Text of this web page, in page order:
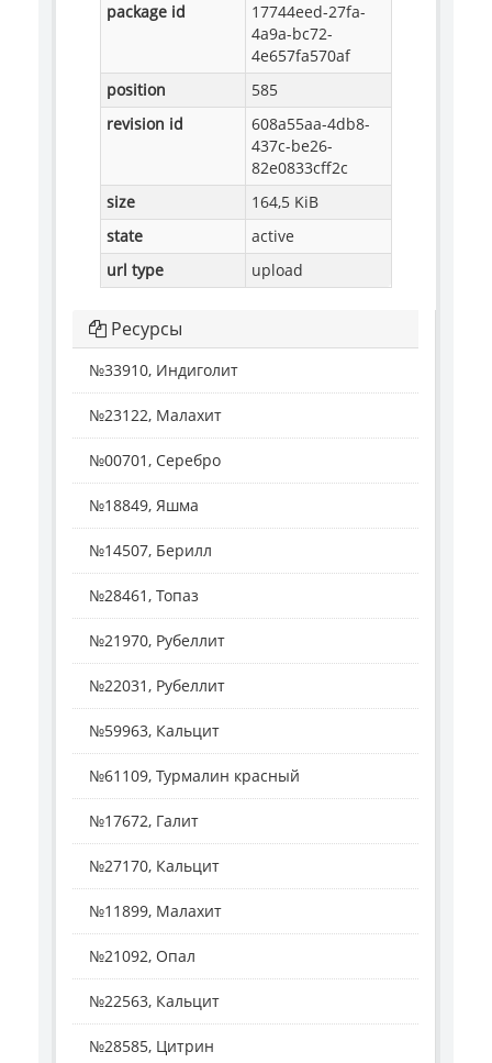
package id
17744eed-27fa-
4a9a-bc72-
4e657fa570af
position
585
revision id
608a55aa-4db8-
437c-be26-
82e0833cff2c
size
164,5 KiB
state
active
url type
upload
Ресурсы
№33910, Индиголит
№23122, Малахит
№00701, Серебро
№18849, Яшма
№14507, Берилл
№28461, Топаз
№21970, Рубеллит
№22031, Рубеллит
№59963, Кальцит
№61109, Турмалин красный
№17672, Галит
№27170, Кальцит
№11899, Малахит
№21092, Опал
№22563, Кальцит
№28585, Цитрин